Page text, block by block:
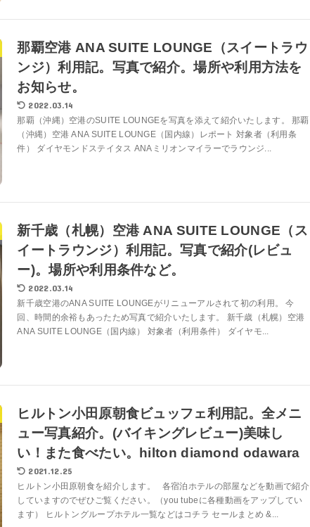
那覇空港 ANA SUITE LOUNGE（スイートラウ
ンジ）利用記。写真で紹介。場所や利用方法を
お知らせ。
2022.03.14
那覇（沖縄）空港のSUITE LOUNGEを写真を添えて紹介いたします。 那覇
（沖縄）空港 ANA SUITE LOUNGE（国内線）レポート 対象者（利用条
件） ダイヤモンドステイタス ANAミリオンマイラーでラウンジ...
新千歳（札幌）空港 ANA SUITE LOUNGE（ス
イートラウンジ）利用記。写真で紹介(レビュ
ー)。場所や利用条件など。
2022.03.14
新千歳空港のANA SUITE LOUNGEがリニューアルされて初の利用。 今
回、時間的余裕もあったため写真で紹介いたします。 新千歳（札幌）空港
ANA SUITE LOUNGE（国内線） 対象者（利用条件） ダイヤモ...
ヒルトン小田原朝食ビュッフェ利用記。全メニ
ュー写真紹介。(バイキングレビュー)美味し
い！また食べたい。hilton diamond odawara
2021.12.25
ヒルトン小田原朝食を紹介します。 各宿泊ホテルの部屋などを動画で紹介
していますのでぜひご覧ください。（you tubeに各種動画をアップしてい
ます） ヒルトングループホテル一覧などはコチラ セールまとめ &...